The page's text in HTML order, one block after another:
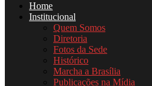
Home
Institucional
Quem Somos
Diretoria
Fotos da Sede
Histórico
Marcha a Brasília
Publicações na Mídia